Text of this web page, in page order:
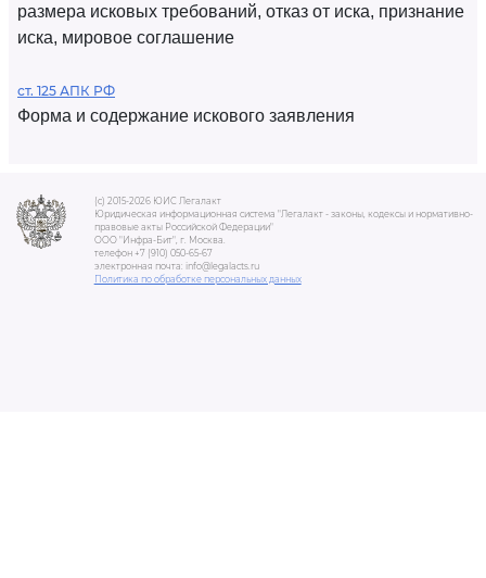
размера исковых требований, отказ от иска, признание
иска, мировое соглашение
ст. 125 АПК РФ
Форма и содержание искового заявления
(c) 2015-2026 ЮИС Легалакт
Юридическая информационная система "Легалакт - законы, кодексы и нормативно-
правовые акты Российской Федерации"
ООО "Инфра-Бит", г. Москва.
телефон +7 (910) 050-65-67
электронная почта: info@legalacts.ru
Политика по обработке персональных данных